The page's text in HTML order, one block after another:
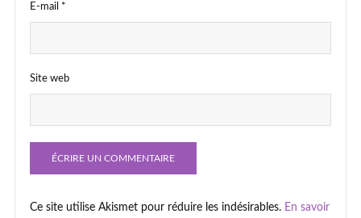
E-mail *
Site web
Ce site utilise Akismet pour réduire les indésirables. En savoir